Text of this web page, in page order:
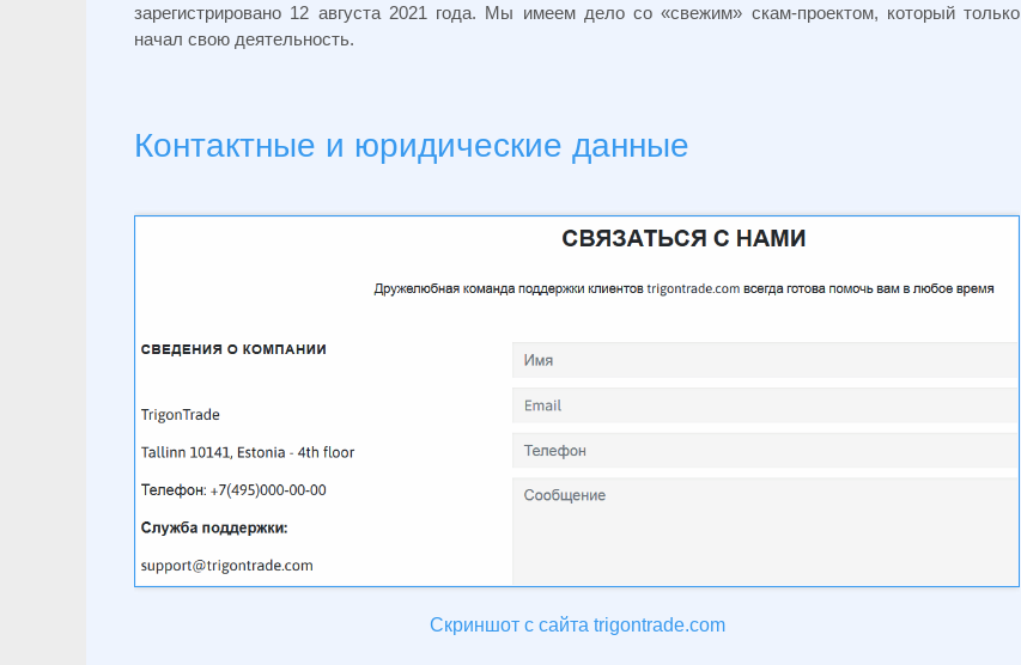
зарегистрировано 12 августа 2021 года. Мы имеем дело со «свежим» скам-проектом, который только
начал свою деятельность.
Контактные и юридические данные
Скриншот с сайта trigontrade.com